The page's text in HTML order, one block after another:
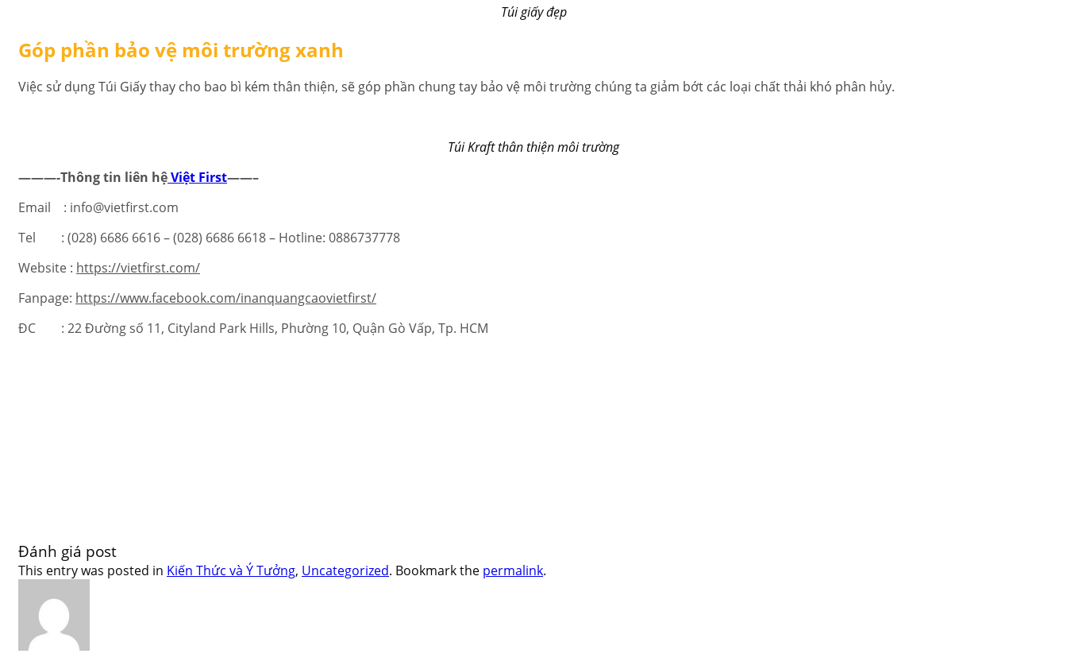
Túi giấy đẹp
Góp phần bảo vệ môi trường xanh
Việc sử dụng Túi Giấy thay cho bao bì kém thân thiện, sẽ góp phần chung tay bảo vệ môi trường chúng ta giảm bớt các loại chất thải khó phân hủy.
Túi Kraft thân thiện môi trường
———-Thông tin liên hệViệt First——–
Email : info@vietfirst.com
Tel : (028) 6686 6616 – (028) 6686 6618 – Hotline: 0886737778
Website : https://vietfirst.com/
Fanpage: https://www.facebook.com/inanquangcaovietfirst/
ĐC : 22 Đường số 11, Cityland Park Hills, Phường 10, Quận Gò Vấp, Tp. HCM
Đánh giá post
This entry was posted in Kiến Thức và Ý Tưởng, Uncategorized. Bookmark the permalink.